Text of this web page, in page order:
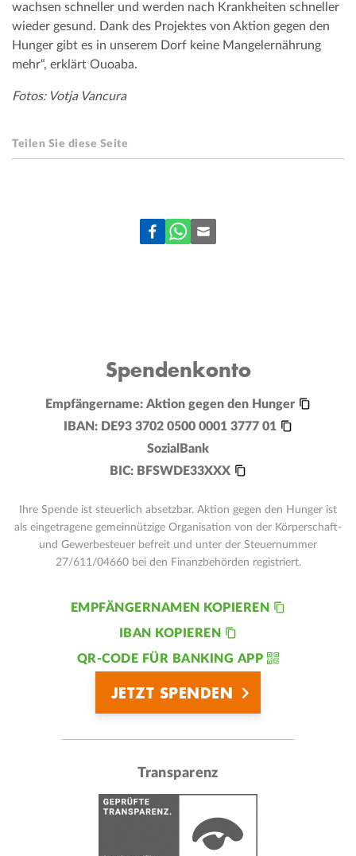
wachsen schneller und werden nach Krankheiten schneller
wieder gesund. Dank des Projektes von Aktion gegen den
Hunger gibt es in unserem Dorf keine Mangelernährung
mehr“, erklärt Ouoaba.
Fotos: Votja Vancura
Teilen Sie diese Seite
Spendenkonto
Empfängername: Aktion gegen den Hunger
IBAN: DE93 3702 0500 0001 3777 01
SozialBank
BIC: BFSWDE33XXX
Ihre Spende ist steuerlich absetzbar. Aktion gegen den Hunger ist
als eingetragene gemeinnützige Organisation von der Körperschaft-
und Gewerbesteuer befreit und unter der Steuernummer
27/611/04660 bei den Finanzbehörden registriert.
EMPFÄNGERNAMEN KOPIEREN
IBAN KOPIEREN
QR-CODE FÜR BANKING APP
JETZT SPENDEN
Transparenz